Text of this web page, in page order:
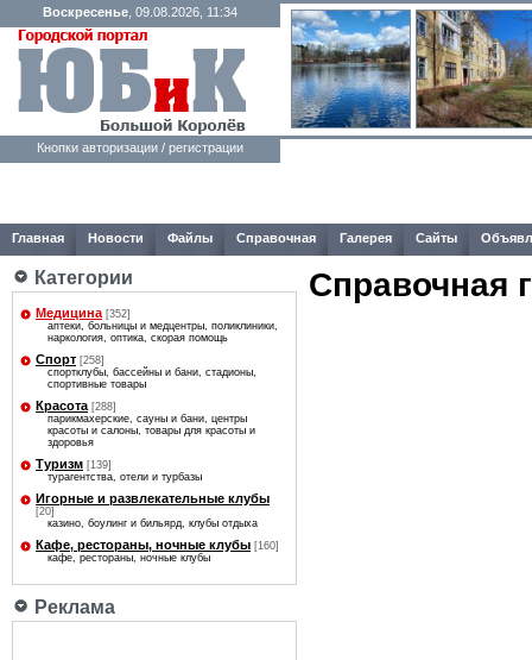
Воскресенье , 09.08.2026, 11:34
Кнопки авторизации / регистрации
Главная Новости Файлы Справочная Галерея Сайты
Категории
Медицина [352]
аптеки, больницы и медцентры, поликлиники,
наркология, оптика, скорая помощь
Спорт [258]
спортклубы, бассейны и бани, стадионы,
спортивные товары
Красота [288]
парикмахерские, сауны и бани, центры
красоты и салоны, товары для красоты и
здоровья
Туризм [139]
турагентства, отели и турбазы
Игорные и развлекательные клубы
[20]
казино, боулинг и бильярд, клубы отдыха
Кафе, рестораны, ночные клубы [160]
кафе, рестораны, ночные клубы
Реклама
Справочная